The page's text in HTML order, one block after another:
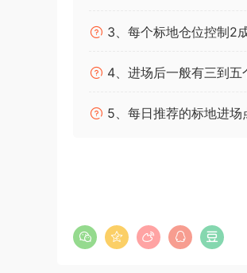
3、每个标地仓位控制2
4、进场后一般有三到五
5、每日推荐的标地进场